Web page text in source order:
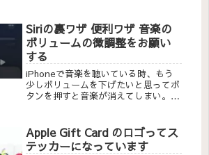
んやろなぁって思うとワクワクしま
す。
Siriの裏ワザ 便利ワザ 音楽の
ボリュームの微調整をお願い
する
iPhoneで音楽を聴いている時、もう
少しボリュームを下げたいと思ってボ
タンを押すと音楽が消えてしまい。ボ
最近、その悩みはSiriにお願いすると
解決することをSiriました。
Apple Gift Card のロゴってス
テッカーになっています